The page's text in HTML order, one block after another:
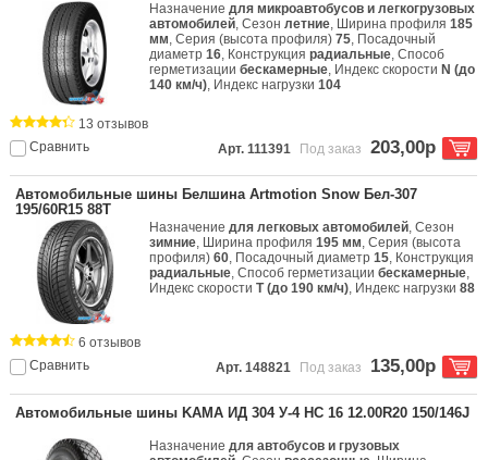
Назначениедля микроавтобусов и легкогрузовых
автомобилей, Сезонлетние, Ширина профиля185
мм, Серия (высота профиля)75, Посадочный
диаметр16, Конструкциярадиальные, Способ
герметизациибескамерные, Индекс скорости N (до
140 км/ч), Индекс нагрузки104
Сравнить
13 отзывов
Арт. 111391
Под заказ 203,00р
Автомобильные шины Белшина Artmotion Snow Бел-307
195/60R15 88T
Назначениедля легковых автомобилей, Сезон
зимние, Ширина профиля195 мм, Серия (высота
профиля)60, Посадочный диаметр15, Конструкция
радиальные, Способ герметизациибескамерные,
Индекс скоростиT (до 190 км/ч), Индекс нагрузки88
Сравнить
6 отзывов
Арт. 148821
Под заказ 135,00р
Автомобильные шины KAMA ИД 304 У-4 НС 16 12.00R20 150/146J
Назначениедля автобусов и грузовых